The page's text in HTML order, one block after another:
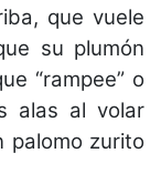
que vuele
su plumón
“rampee” o
alas al volar
palomo zurito